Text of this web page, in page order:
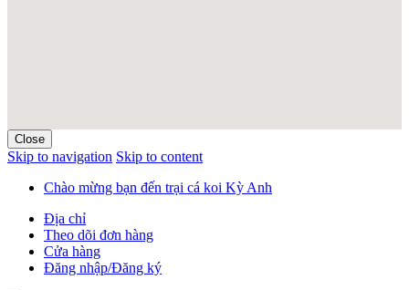
Close
Skip to navigation Skip to content
Chào mừng bạn đến trại cá koi Kỳ Anh
Địa chỉ
Theo dõi đơn hàng
Cửa hàng
Đăng nhập/Đăng ký